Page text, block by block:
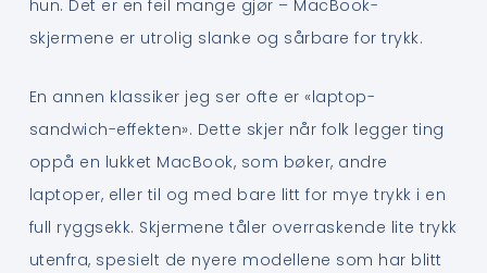
hun. Det er en feil mange gjør – MacBook-
skjermene er utrolig slanke og sårbare for trykk.
En annen klassiker jeg ser ofte er «laptop-
sandwich-effekten». Dette skjer når folk legger ting
oppå en lukket MacBook, som bøker, andre
laptoper, eller til og med bare litt for mye trykk i en
full ryggsekk. Skjermene tåler overraskende lite trykk
utenfra, spesielt de nyere modellene som har blitt